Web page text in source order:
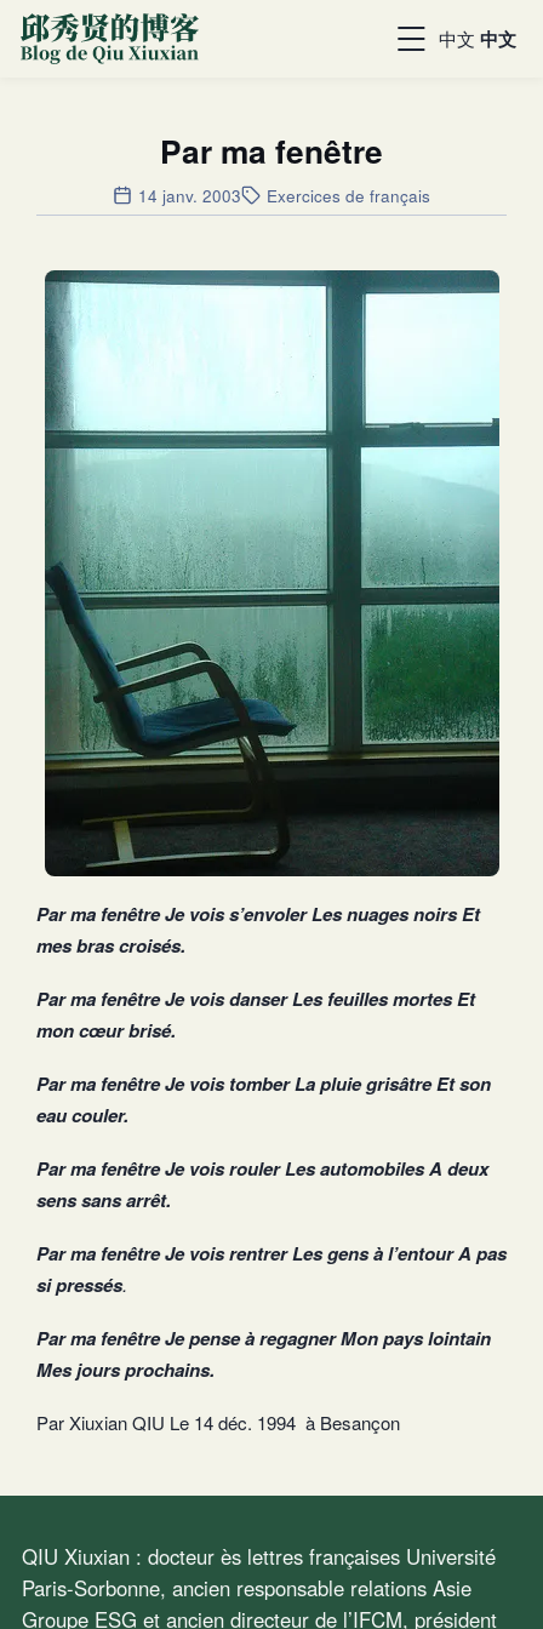
中文 中文
Par ma fenêtre
14 janv. 2003 Exercices de français
Par ma fenêtreJe vois s’envoler Les nuages noirs Et
mes bras croisés.
Par ma fenêtre Je vois danser Les feuilles mortes Et
mon cœur brisé.
Par ma fenêtre Je vois tomber La pluie grisâtre Et son
eau couler.
Par ma fenêtre Je vois rouler Les automobiles A deux
sens sans arrêt.
Par ma fenêtre Je vois rentrer Les gens à l’entour A pas
si pressés.
Par ma fenêtre Je pense à regagner Mon pays lointain
Mes jours prochains.
Par Xiuxian QIU Le 14 déc. 1994 à Besançon
QIU Xiuxian : docteur ès lettres françaises Université
Paris-Sorbonne, ancien responsable relations Asie
Groupe ESG et ancien directeur de l’IFCM, président